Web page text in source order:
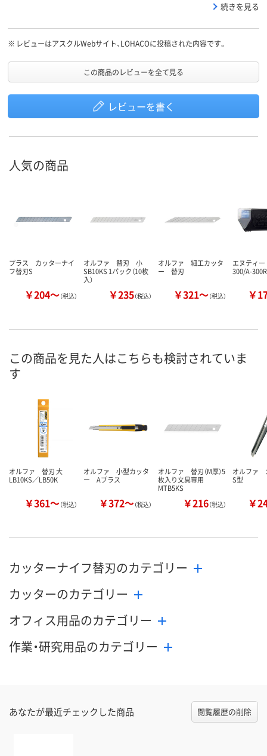
続きを見る
※ レビューはアスクルWebサイト、LOHACOに投稿された内容です。
この商品のレビューを全て見る
レビューを書く
人気の商品
プラス カッターナイ
フ替刃S
￥204～（税込）
オルファ 替刃 小
SB10KS 1パック（10枚
入）
￥235（税込）
オルファ 細工カッタ
ー 替刃
￥321～（税込）
エヌティ
300/A-
￥
この商品を見た人はこちらも検討されていま
す
オルファ 替刃 大
LB10KS／LB50K
￥361～（税込）
オルファ 小型カッタ
ー Aプラス
￥372～（税込）
オルファ 替刃（M厚）5
枚入り文具専用
MTB5KS
￥216（税込）
オルファ
S型
￥
カッターナイフ替刃のカテゴリー
カッターのカテゴリー
オフィス用品のカテゴリー
作業・研究用品のカテゴリー
あなたが最近チェックした商品 閲覧履歴の削除